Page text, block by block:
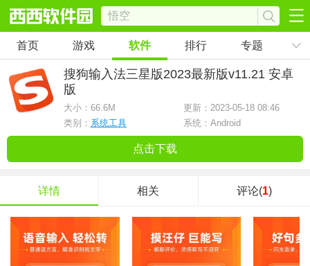
首页 游戏 软件 排行 专题
搜狗输入法三星版2023最新版v11.21 安卓
版
大小： 66.6M
更新：2023-05-18 08:46
类别： 系统工具 系统：Android
点击下载
详情 相关 评论(1)